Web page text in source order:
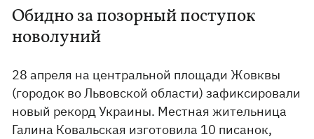
Обидно за позорный поступок
новолуний
28 апреля на центральной площади Жовквы
(городок во Львовской области) зафиксировали
новый рекорд Украины. Местная жительница
Галина Ковальская изготовила 10 писанок,